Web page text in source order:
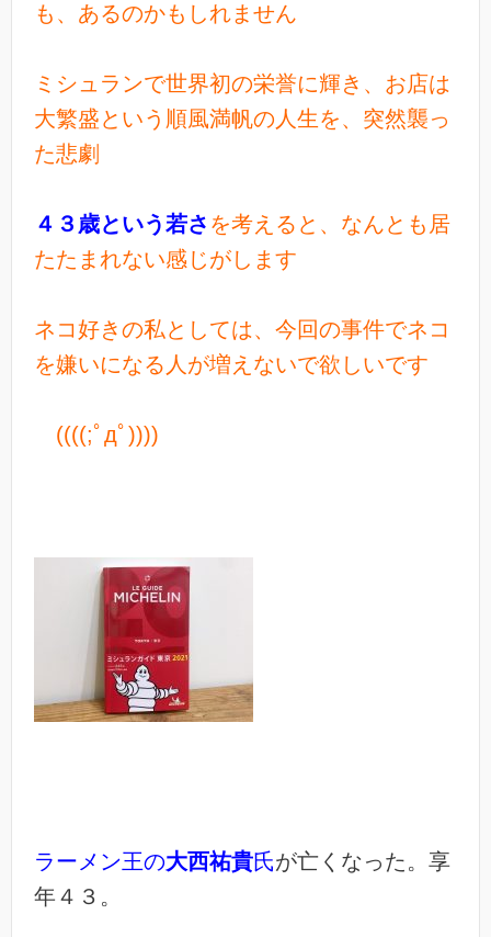
も、あるのかもしれません
ミシュランで世界初の栄誉に輝き、お店は
大繁盛という順風満帆の人生を、突然襲っ
た悲劇
４３歳という若さ を考えると、なんとも居
たたまれない感じがします
ネコ好きの私としては、今回の事件でネコ
を嫌いになる人が増えないで欲しいです
((((;ﾟдﾟ))))
ラーメン王の大西祐貴氏が亡くなった。享
年４３。